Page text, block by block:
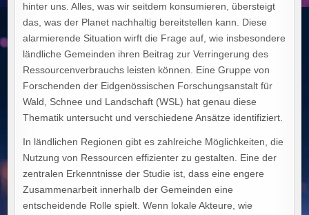
hinter uns. Alles, was wir seitdem konsumieren, übersteigt
das, was der Planet nachhaltig bereitstellen kann. Diese
alarmierende Situation wirft die Frage auf, wie insbesondere
ländliche Gemeinden ihren Beitrag zur Verringerung des
Ressourcenverbrauchs leisten können. Eine Gruppe von
Forschenden der Eidgenössischen Forschungsanstalt für
Wald, Schnee und Landschaft (WSL) hat genau diese
Thematik untersucht und verschiedene Ansätze identifiziert.
In ländlichen Regionen gibt es zahlreiche Möglichkeiten, die
Nutzung von Ressourcen effizienter zu gestalten. Eine der
zentralen Erkenntnisse der Studie ist, dass eine engere
Zusammenarbeit innerhalb der Gemeinden eine
entscheidende Rolle spielt. Wenn lokale Akteure, wie